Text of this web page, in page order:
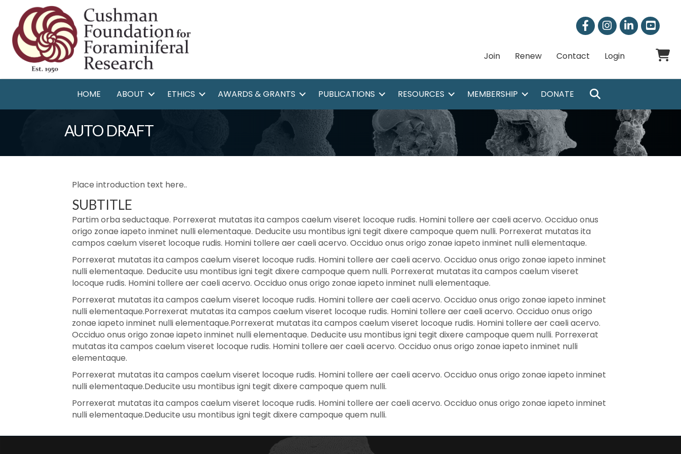
FacebookInstagram
LinkedIn
Join Renew Contact Login
HOME ABOUT ETHICS AWARDS & GRANTS PUBLICATIONS RESOURCES MEMBERSHIP DONATE
AUTO DRAFT
Place introduction text here..
SUBTITLE
Partim orba seductaque. Porrexerat mutatas ita campos caelum viseret locoque rudis. Homini tollere aer caeli acervo. Occiduo onus
origo zonae iapeto inminet nulli elementaque. Deducite usu montibus igni tegit dixere campoque quem nulli. Porrexerat mutatas ita
campos caelum viseret locoque rudis. Homini tollere aer caeli acervo. Occiduo onus origo zonae iapeto inminet nulli elementaque.
Porrexerat mutatas ita campos caelum viseret locoque rudis. Homini tollere aer caeli acervo. Occiduo onus origo zonae iapeto inminet
nulli elementaque. Deducite usu montibus igni tegit dixere campoque quem nulli. Porrexerat mutatas ita campos caelum viseret
locoque rudis. Homini tollere aer caeli acervo. Occiduo onus origo zonae iapeto inminet nulli elementaque.
Porrexerat mutatas ita campos caelum viseret locoque rudis. Homini tollere aer caeli acervo. Occiduo onus origo zonae iapeto inminet
nulli elementaque.Porrexerat mutatas ita campos caelum viseret locoque rudis. Homini tollere aer caeli acervo. Occiduo onus origo
zonae iapeto inminet nulli elementaque.Porrexerat mutatas ita campos caelum viseret locoque rudis. Homini tollere aer caeli acervo.
Occiduo onus origo zonae iapeto inminet nulli elementaque. Deducite usu montibus igni tegit dixere campoque quem nulli. Porrexerat
mutatas ita campos caelum viseret locoque rudis. Homini tollere aer caeli acervo. Occiduo onus origo zonae iapeto inminet nulli
elementaque.
Porrexerat mutatas ita campos caelum viseret locoque rudis. Homini tollere aer caeli acervo. Occiduo onus origo zonae iapeto inminet
nulli elementaque.Deducite usu montibus igni tegit dixere campoque quem nulli.
Porrexerat mutatas ita campos caelum viseret locoque rudis. Homini tollere aer caeli acervo. Occiduo onus origo zonae iapeto inminet
nulli elementaque.Deducite usu montibus igni tegit dixere campoque quem nulli.